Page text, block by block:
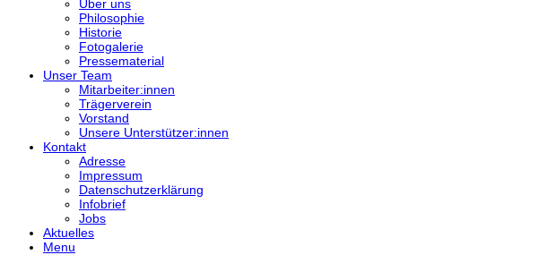
Über uns
Philosophie
Historie
Fotogalerie
Pressematerial
Unser Team
Mitarbeiter:innen
Trägerverein
Vorstand
Unsere Unterstützer:innen
Kontakt
Adresse
Impressum
Datenschutzerklärung
Infobrief
Jobs
Aktuelles
Menu